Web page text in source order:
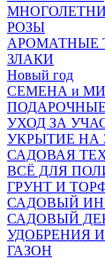
РОЗЫ
АРОМАТНЫЕ
ЗЛАКИ
Новый год
СЕМЕНА и
УХОД ЗА
УКРЫТИЕ НА
САДОВАЯ
ВСЁ ДЛЯ
ГРУНТ И
САДОВЫЙ
САДОВЫЙ
УДОБРЕНИЯ
ГАЗОН